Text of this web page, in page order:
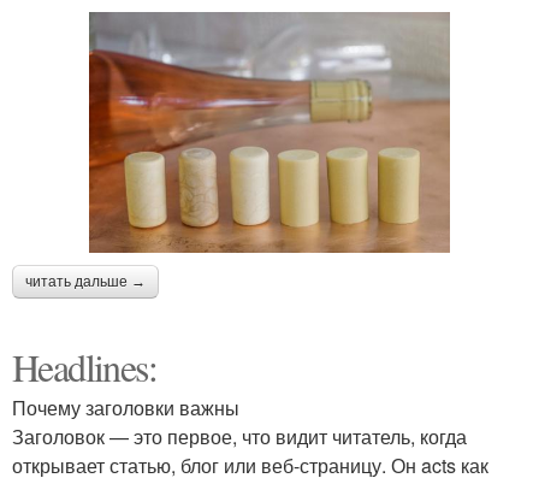
читать дальше →
Headlines:
Почему заголовки важны
Заголовок — это первое, что видит читатель, когда
открывает статью, блог или веб-страницу. Он acts как